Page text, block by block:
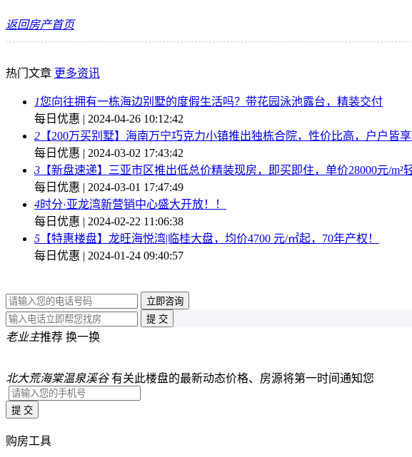
返回房产首页
热门文章 更多资讯
1您向往拥有一栋海边别墅的度假生活吗？带花园泳池露台，精装交付
每日优惠 | 2024-04-26 10:12:42
2 【200万买别墅】海南万宁巧克力小镇推出独栋合院，性价比高，户户皆
每日优惠 | 2024-03-02 17:43:42
3 【新盘速递】三亚市区推出低总价精装现房，即买即住，单价28000元/m²
每日优惠 | 2024-03-01 17:47:49
4时分·亚龙湾新营销中心盛大开放！！
每日优惠 | 2024-02-22 11:06:38
5 【特惠楼盘】龙旺海悦湾|临桂大盘，均价4700 元/㎡起，70年产权！
每日优惠 | 2024-01-24 09:40:57
老业主推荐 换一换
北大荒海棠温泉溪谷 有关此楼盘的最新动态价格、房源将第一时间通知您
购房工具